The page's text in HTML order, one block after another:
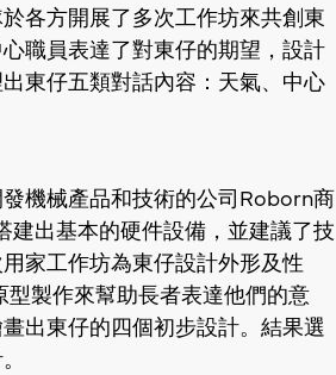
各方開展了多次工作坊來共創東
職員表達了對東仔的期望，設計
東仔五類對話內容：天氣、中心
機械產品和技術的公司Roborn商
出基本的硬件設備，並建議了技
家工作坊為東仔設計外形及性
製作來幫助長者表達他們的意
出東仔的四個初步設計。結果選